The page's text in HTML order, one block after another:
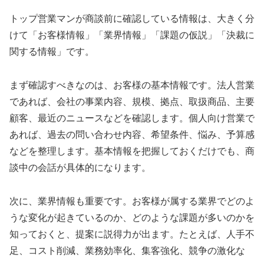
トップ営業マンが商談前に確認している情報は、大きく分
けて「お客様情報」「業界情報」「課題の仮説」「決裁に
関する情報」です。
まず確認すべきなのは、お客様の基本情報です。法人営業
であれば、会社の事業内容、規模、拠点、取扱商品、主要
顧客、最近のニュースなどを確認します。個人向け営業で
あれば、過去の問い合わせ内容、希望条件、悩み、予算感
などを整理します。基本情報を把握しておくだけでも、商
談中の会話が具体的になります。
次に、業界情報も重要です。お客様が属する業界でどのよ
うな変化が起きているのか、どのような課題が多いのかを
知っておくと、提案に説得力が出ます。たとえば、人手不
足、コスト削減、業務効率化、集客強化、競争の激化な